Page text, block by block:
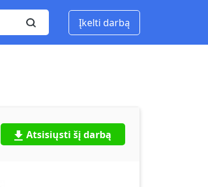
Įkelti darbą
Atsisiųsti šį darbą